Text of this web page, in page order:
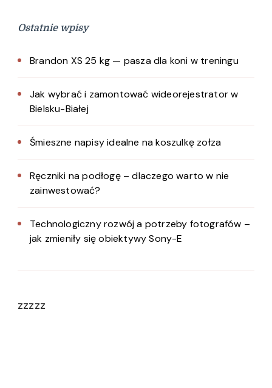
Ostatnie wpisy
Brandon XS 25 kg — pasza dla koni w treningu
Jak wybrać i zamontować wideorejestrator w
Bielsku-Białej
Śmieszne napisy idealne na koszulkę zołza
Ręczniki na podłogę – dlaczego warto w nie
zainwestować?
Technologiczny rozwój a potrzeby fotografów –
jak zmieniły się obiektywy Sony-E
zzzzz